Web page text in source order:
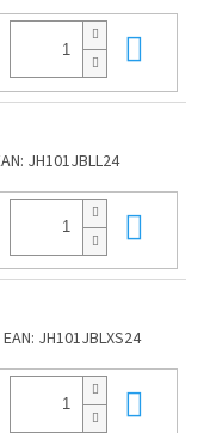
JH101JBLL24
EAN: JH101JBLXS24